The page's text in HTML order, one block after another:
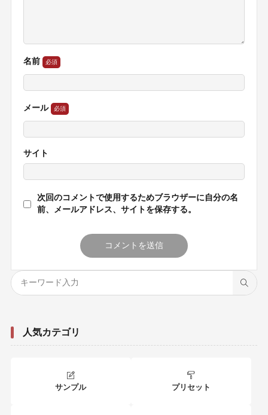
名前
メール
サイト
次回のコメントで使用するためブラウザーに自分の名
前、メールアドレス、サイトを保存する。
人気カテゴリ
サンプル プリセット